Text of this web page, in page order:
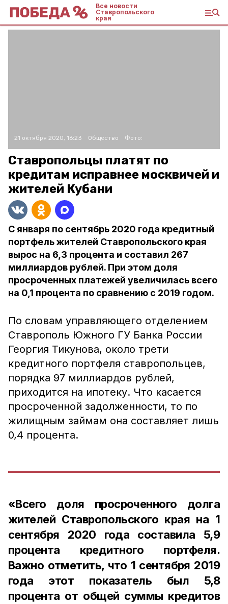
Все новости
Ставропольского
края
21 октября 2020, 16:23 Общество Фото:
Ставропольцы платят по
кредитам исправнее москвичей и
жителей Кубани
С января по сентябрь 2020 года кредитный
портфель жителей Ставропольского края
вырос на 6,3 процента и составил 267
миллиардов рублей. При этом доля
просроченных платежей увеличилась всего
на 0,1 процента по сравнению с 2019 годом.
По словам управляющего отделением
Ставрополь Южного ГУ Банка России
Георгия Тикунова, около трети
кредитного портфеля ставропольцев,
порядка 97 миллиардов рублей,
приходится на ипотеку. Что касается
просроченной задолженности, то по
жилищным займам она составляет лишь
0,4 процента.
«Всего доля просроченного долга
жителей Ставропольского края на 1
сентября 2020 года составила 5,9
процента кредитного портфеля.
Важно отметить, что 1 сентября 2019
года этот показатель был 5,8
процента от общей суммы кредитов